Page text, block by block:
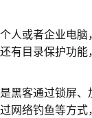
或者企业电脑
有目录保护功
客通过锁屏、
网络钓鱼等方